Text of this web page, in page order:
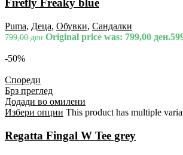
Firefly Freaky blue
Puma, Деца, Обувки, Сандалки
799,00ден Original price was: 799,00 ден.
-50%
Спореди
Брз преглед
Додади во омилени
Избери опции This product has multiple
Regatta Fingal W Tee grey